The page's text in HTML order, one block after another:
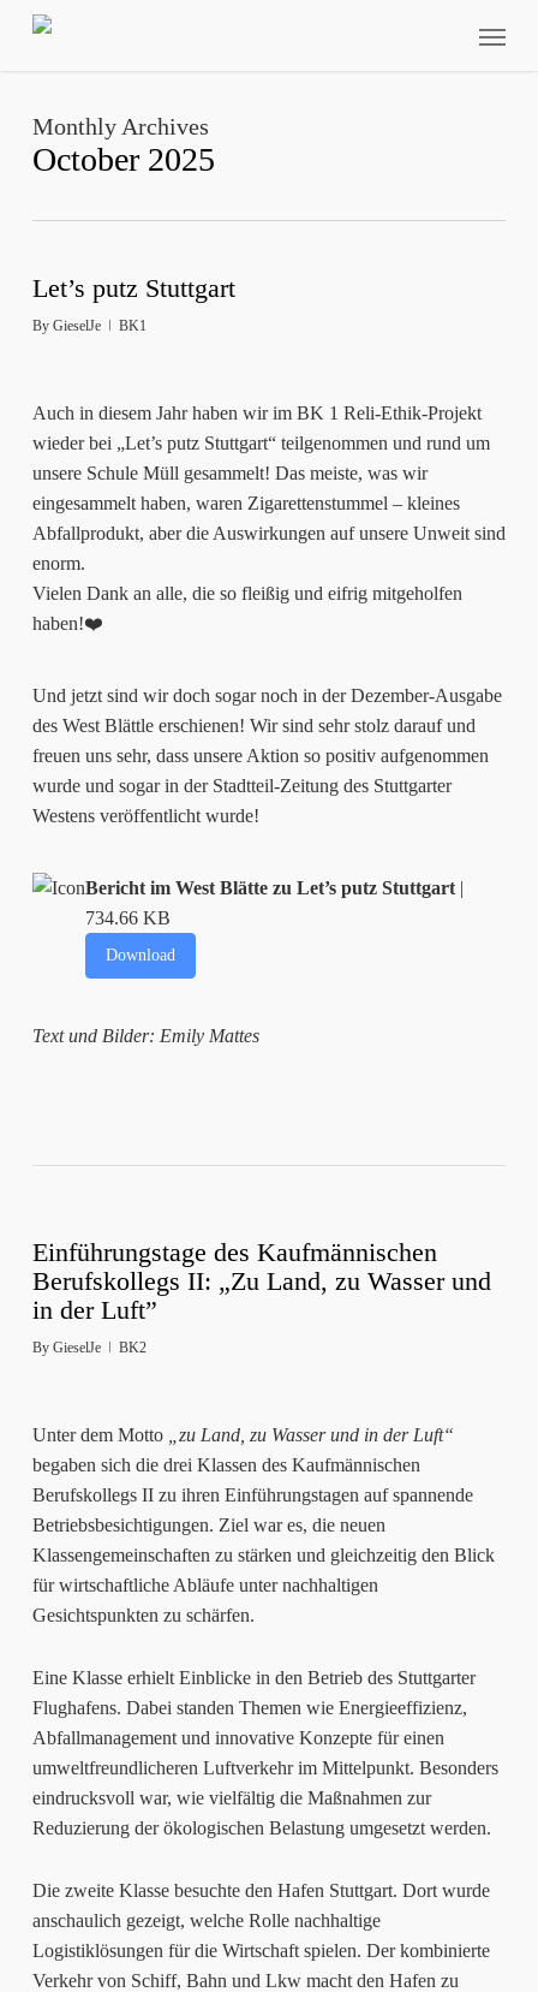
Skip
Monthly Archives
October 2025
Let’s putz Stuttgart
By GieselJe BK1
Auch in diesem Jahr haben wir im BK 1 Reli-Ethik-Projekt
wieder bei „Let’s putz Stuttgart“ teilgenommen und rund um
unsere Schule Müll gesammelt! Das meiste, was wir
eingesammelt haben, waren Zigarettenstummel – kleines
Abfallprodukt, aber die Auswirkungen auf unsere Unweit sind
enorm.
Vielen Dank an alle, die so fleißig und eifrig mitgeholfen
haben!❤️
Und jetzt sind wir doch sogar noch in der Dezember-Ausgabe
des West Blättle erschienen! Wir sind sehr stolz darauf und
freuen uns sehr, dass unsere Aktion so positiv aufgenommen
wurde und sogar in der Stadtteil-Zeitung des Stuttgarter
Westens veröffentlicht wurde!
Bericht im West Blätte zu Let’s putz Stuttgart|
734.66 KB
Download
Text und Bilder: Emily Mattes
Einführungstage des Kaufmännischen
Berufskollegs II: „Zu Land, zu Wasser und
in der Luft”
By GieselJe BK2
Unter dem Motto
„zu Land, zu Wasser und in der Luft“
begaben sich die drei Klassen des Kaufmännischen
Berufskollegs II zu ihren Einführungstagen auf spannende
Betriebsbesichtigungen. Ziel war es, die neuen
Klassengemeinschaften zu stärken und gleichzeitig den Blick
für wirtschaftliche Abläufe unter nachhaltigen
Gesichtspunkten zu schärfen.
Eine Klasse erhielt Einblicke in den Betrieb des Stuttgarter
Flughafens. Dabei standen Themen wie Energieeffizienz,
Abfallmanagement und innovative Konzepte für einen
umweltfreundlicheren Luftverkehr im Mittelpunkt. Besonders
eindrucksvoll war, wie vielfältig die Maßnahmen zur
Reduzierung der ökologischen Belastung umgesetzt werden.
Die zweite Klasse besuchte den Hafen Stuttgart. Dort wurde
anschaulich gezeigt, welche Rolle nachhaltige
Logistiklösungen für die Wirtschaft spielen. Der kombinierte
Verkehr von Schiff, Bahn und Lkw macht den Hafen zu